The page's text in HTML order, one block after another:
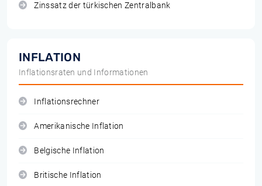
Zinssatz der türkischen Zentralbank
INFLATION
Inflationsraten und Informationen
Inflationsrechner
Amerikanische Inflation
Belgische Inflation
Britische Inflation